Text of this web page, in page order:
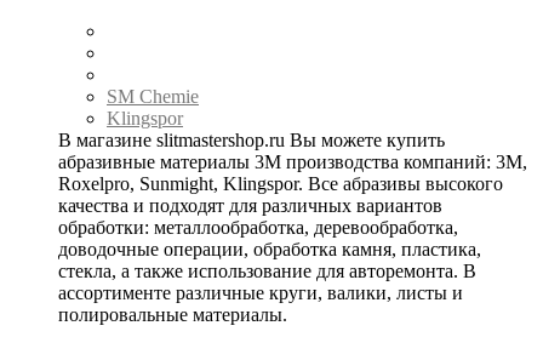
SM Chemie
Klingspor
В магазине slitmastershop.ru Вы можете купить
абразивные материалы 3М производства компаний: 3М,
Roxelpro, Sunmight, Klingspor. Все абразивы высокого
качества и подходят для различных вариантов
обработки: металлообработка, деревообработка,
доводочные операции, обработка камня, пластика,
стекла, а также использование для авторемонта. В
ассортименте различные круги, валики, листы и
полировальные материалы.